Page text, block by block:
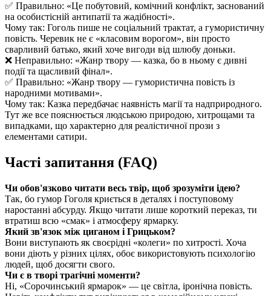
✅ Правильно: «Це побутовий, комічний конфлікт, заснований
на особистісній антипатії та жадібності».
Чому так: Гоголь пише не соціальний трактат, а гумористичну
повість. Черевик не є «класовим ворогом», він просто
сварливий батько, який хоче вигоди від шлюбу доньки.
❌ Неправильно: «Жанр твору — казка, бо в ньому є дивні
події та щасливий фінал».
✅ Правильно: «Жанр твору — гумористична повість із
народними мотивами».
Чому так: Казка передбачає наявність магії та надприродного.
Тут же все пояснюється людською природою, хитрощами та
випадками, що характерно для реалістичної прози з
елементами сатири.
Часті запитання (FAQ)
Чи обов'язково читати весь твір, щоб зрозуміти ідею?
Так, бо гумор Гоголя криється в деталях і поступовому
наростанні абсурду. Якщо читати лише короткий переказ, ти
втратиш всю «смак» і атмосферу ярмарку.
Який зв'язок між циганом і Грицьком?
Вони виступають як своєрідні «колеги» по хитрості. Хоча
вони діють у різних цілях, обоє використовують психологію
людей, щоб досягти свого.
Чи є в творі трагічні моменти?
Ні, «Сорочинський ярмарок» — це світла, іронічна повість.